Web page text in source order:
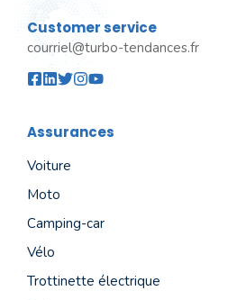
Customer service
courriel@turbo-tendances.fr
Assurances
Voiture
Moto
Camping-car
Vélo
Trottinette électrique